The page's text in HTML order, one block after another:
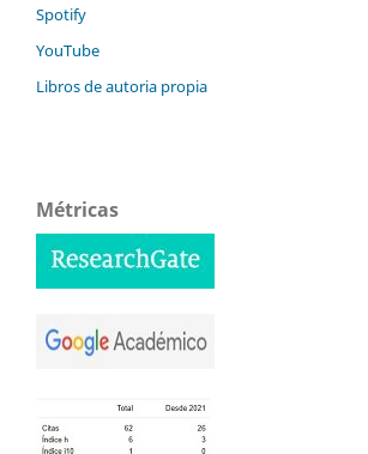
Spotify
YouTube
Libros de autoria propia
Métricas